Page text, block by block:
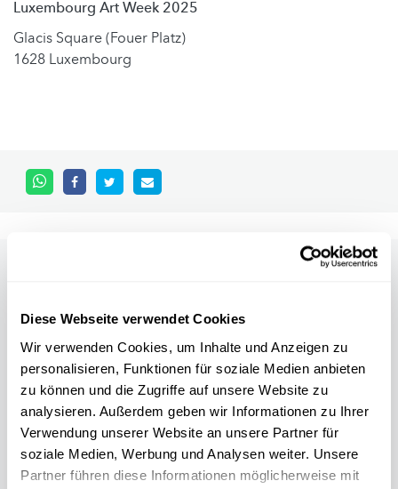
Diese Webseite verwendet Cookies
Wir verwenden Cookies, um Inhalte und Anzeigen zu
personalisieren, Funktionen für soziale Medien anbieten
zu können und die Zugriffe auf unsere Website zu
analysieren. Außerdem geben wir Informationen zu Ihrer
Verwendung unserer Website an unsere Partner für
soziale Medien, Werbung und Analysen weiter. Unsere
Partner führen diese Informationen möglicherweise mit
Luxembourg Art Week 2025
Glacis Square (Fouer Platz)
1628 Luxembourg
11.04
2026
/
31.10
2026